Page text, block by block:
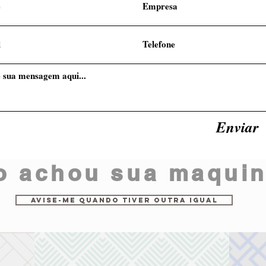
Enviar
achou sua
Avise-me quando tiver outra igual